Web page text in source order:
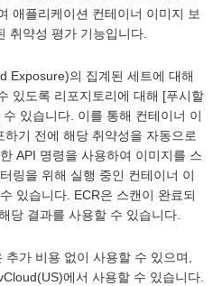
애플리케이션 컨테이너 이미지 보
취약성 평가 기능입니다.
Exposure)의 집계된 세트에 대해
있도록 리포지토리에 대해 [푸시할
있습니다. 이를 통해 컨테이너 이
기 전에 해당 취약성을 자동으로
API 명령을 사용하여 이미지를 스
링을 위해 실행 중인 컨테이너 이
있습니다. ECR은 스캔이 완료되
당 결과를 사용할 수 있습니다.
가 비용 없이 사용할 수 있으며,
에서 사용할 수 있습니다.